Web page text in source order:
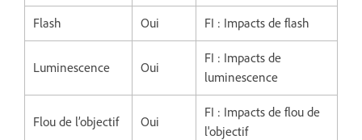
Flash Oui FI : Impacts de flash
Luminescence Oui
FI : Impacts de
luminescence
Flou de l’objectif Oui
FI : Impacts de flou de
l'objectif